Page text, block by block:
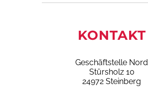
KONTAKT
Geschäftstelle Nord
Stürsholz 10
24972 Steinberg